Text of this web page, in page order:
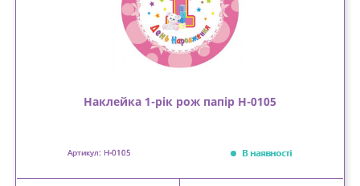
Наклейка 1-рік рож папір Н-0105
Артикул: Н-0105 В наявності